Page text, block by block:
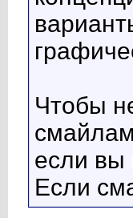
Чтобы
если вы
Если